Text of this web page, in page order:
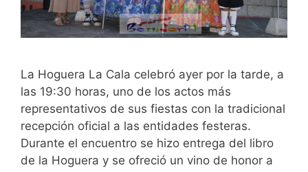
La Hoguera La Cala celebró ayer por la tarde, a
las 19:30 horas, uno de los actos más
representativos de sus fiestas con la tradicional
recepción oficial a las entidades festeras.
Durante el encuentro se hizo entrega del libro
de la Hoguera y se ofreció un vino de honor a